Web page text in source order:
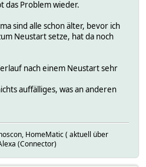
das Problem wieder.
sind alle schon älter, bevor ich
Neustart setze, hat da noch
nach einem Neustart sehr
auffälliges, was an anderen
HomeMatic ( aktuell über
(Connector)